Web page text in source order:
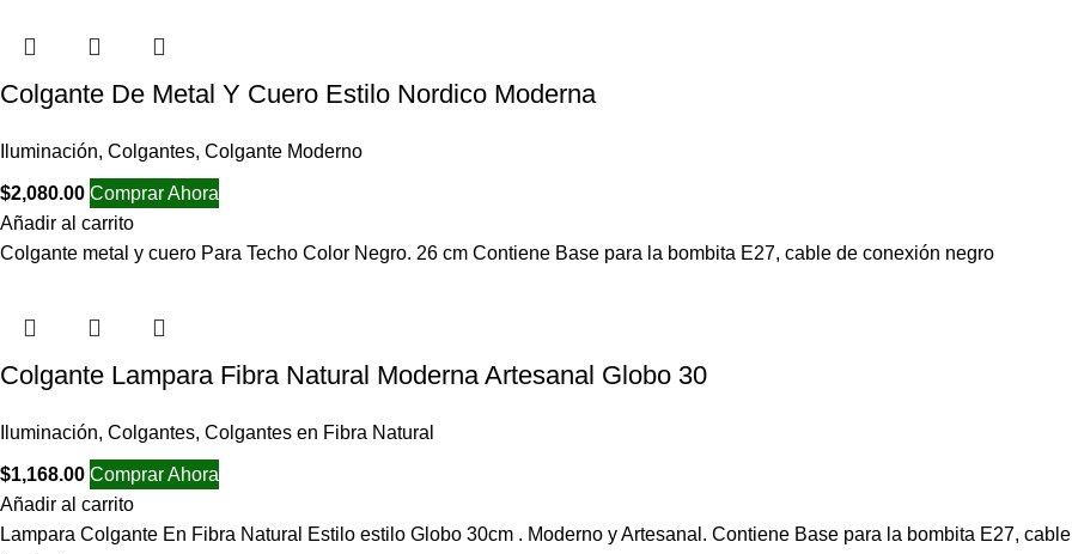
Colgante De Metal Y Cuero Estilo Nordico Moderna
Iluminación, Colgantes, Colgante Moderno
$2,080.00 Comprar Ahora
Añadir al carrito
Colgante metal y cuero Para Techo Color Negro. 26 cm Contiene Base para la bombita E27, cable de conexión negro
Colgante Lampara Fibra Natural Moderna Artesanal Globo 30
Iluminación, Colgantes, Colgantes en Fibra Natural
$1,168.00 Comprar Ahora
Añadir al carrito
Lampara Colgante En Fibra Natural Estilo estilo Globo 30cm . Moderno y Artesanal. Contiene Base para la bombita E27, cable